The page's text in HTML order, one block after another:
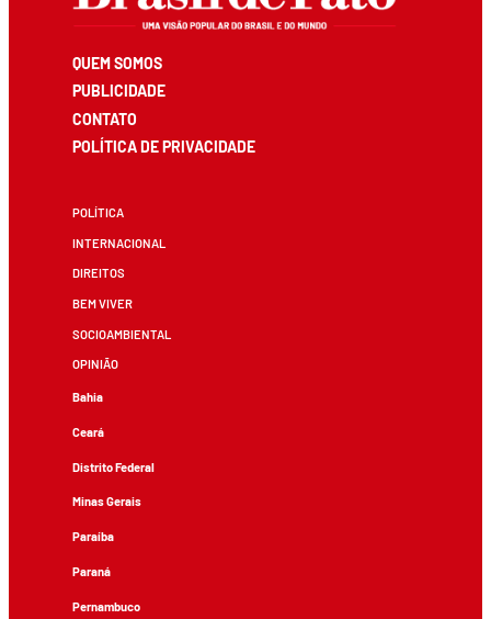
QUEM SOMOS
PUBLICIDADE
CONTATO
POLÍTICA DE PRIVACIDADE
POLÍTICA
INTERNACIONAL
DIREITOS
BEM VIVER
SOCIOAMBIENTAL
OPINIÃO
Bahia
Ceará
Distrito Federal
Minas Gerais
Paraíba
Paraná
Pernambuco